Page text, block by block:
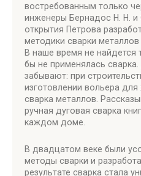
востребованным только
инженеры Бернадос Н. Н. и
открытия Петрова
методики сварки металлов
В наше время не найдется
бы не применялась
забывают: при
изготовлении вольера
сварка металлов.
ручная дуговая сварка
каждом доме.
В двадцатом веке были
методы сварки и
результате сварка стала